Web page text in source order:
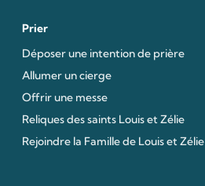
Prier
Déposer une intention de prière
Allumer un cierge
Offrir une messe
Reliques des saints Louis et Zélie
Rejoindre la Famille de Louis et Zélie